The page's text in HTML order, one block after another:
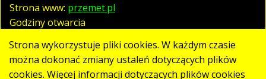
Strona www: przemet.pl
Godziny otwarcia
pn. - pt. 07:30 - 15:30
Polityka prywatności
Strona wykorzystuje pliki cookies. W każdym czasie
można dokonać zmiany ustaleń dotyczących plików
cookies. Więcej informacji dotyczących plików cookies